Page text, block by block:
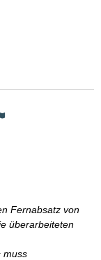
Fernabsatz von
überarbeiteten
muss